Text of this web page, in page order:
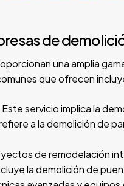
de
una amplia
que ofrecen
Este servicio implica la
a la demolición de
de remodelación
la demolición de